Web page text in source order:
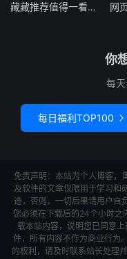
藏藏推荐值得一看(73) 网
你
每
每日福利TOP100 
免责声明：本站为个人博客，
及软件的文章仅限用于学习和
途，否则，一切后果请用户自
您必须在下载后的24个小时之
载本站内容，说明您已同意
件，所有内容不作为商业行为
的权利，请及时联系站长处理